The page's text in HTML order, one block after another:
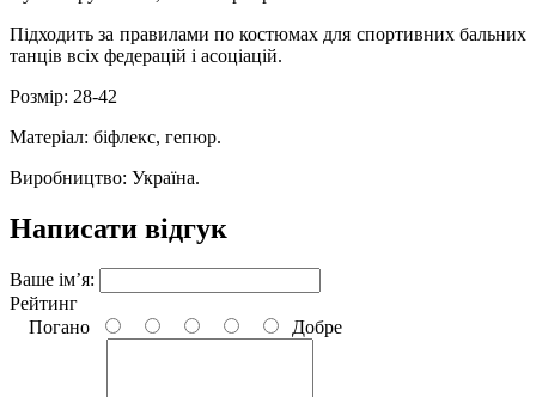
Підходить за правилами по костюмах для спортивних бальних
танців всіх федерацій і асоціацій.
Розмір: 28-42
Матеріал: біфлекс, гепюр.
Виробництво: Україна.
Написати відгук
Ваше ім’я:
Рейтинг
Погано
Добре